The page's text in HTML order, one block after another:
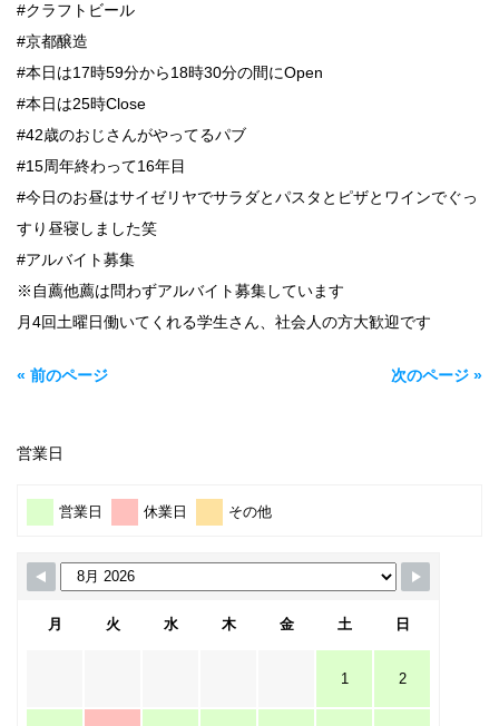
#クラフトビール
#京都醸造
#本日は17時59分から18時30分の間にOpen
#本日は25時Close
#42歳のおじさんがやってるパブ
#15周年終わって16年目
#今日のお昼はサイゼリヤでサラダとパスタとピザとワインでぐっ
すり昼寝しました笑
#アルバイト募集
※自薦他薦は問わずアルバイト募集しています
月4回土曜日働いてくれる学生さん、社会人の方大歓迎です
« 前のページ 次のページ »
営業日
営業日 休業日 その他
月 火 水 木 金 土 日
1 2